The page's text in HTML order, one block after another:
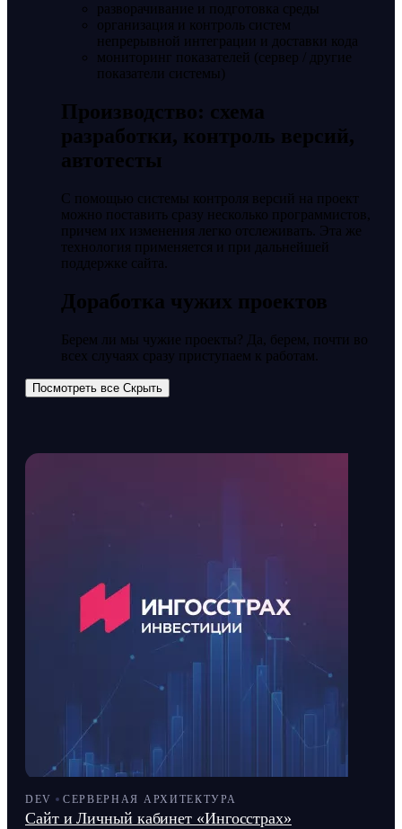
разворачивание и подготовка среды
организация и контроль систем
непрерывной интеграции и доставки кода
мониторинг показателей (сервер / другие
показатели системы)
Производство: схема
разработки, контроль версий,
автотесты
С помощью системы контроля версий на проект
можно поставить сразу несколько программистов,
причем их изменения легко отслеживать. Эта же
технология применяется и при дальнейшей
поддержке сайта.
Доработка чужих проектов
Берем ли мы чужие проекты? Да, берем, почти во
всех случаях сразу приступаем к работам.
Посмотреть все Скрыть
DEV СЕРВЕРНАЯ АРХИТЕКТУРА
Сайт и Личный кабинет «Ингосстрах»